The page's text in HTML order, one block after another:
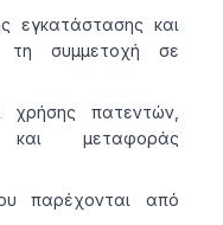
εγκατάστασης και
τη συμμετοχή σε
χρήσης πατεντών,
και μεταφοράς
παρέχονται από